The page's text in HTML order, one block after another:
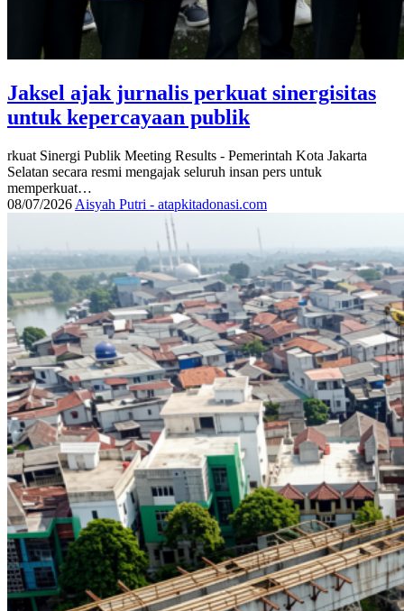
Jaksel ajak jurnalis perkuat sinergisitas
untuk kepercayaan publik
rkuat Sinergi Publik Meeting Results - Pemerintah Kota Jakarta
Selatan secara resmi mengajak seluruh insan pers untuk
memperkuat…
08/07/2026 Aisyah Putri - atapkitadonasi.com